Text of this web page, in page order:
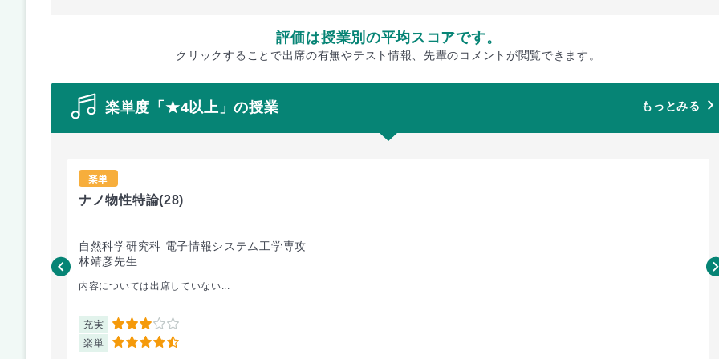
評価は授業別の平均スコアです。
クリックすることで出席の有無やテスト情報、先輩のコメントが閲覧できます。
楽単度「★4以上」の授業 もっとみる
楽単
ナノ物性特論(28)
自然科学研究科 電子情報システム工学専攻
林靖彦先生
内容については出席していない...
充実 3
楽単 4.5